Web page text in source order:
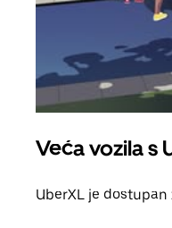
Veća vozila s
UberXL je